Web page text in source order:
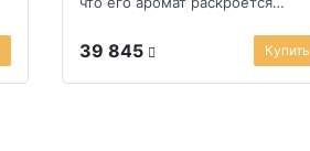
но в то же ...
39 845 Купить